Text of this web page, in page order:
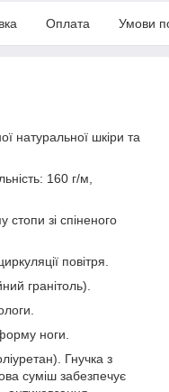
Оплата Умови
натуральної шкіри та
160 г/м,
зі спіненого
повітря.
гранітоль).
ноги.
Гнучка з
суміш забезпечує